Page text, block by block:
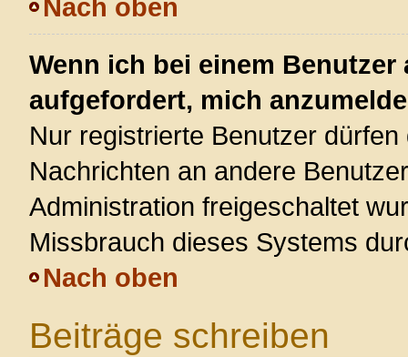
Nach oben
Wenn ich bei einem
aufgefordert, mich
Nur registrierte Benutzer
Nachrichten an andere
Administration freigeschaltet
Missbrauch dieses Systems
Nach oben
Beiträge schreiben